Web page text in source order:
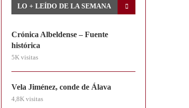
LO + LEÍDO DE LA SEMANA
Crónica Albeldense – Fuente
histórica
5K visitas
Vela Jiménez, conde de Álava
4,8K visitas